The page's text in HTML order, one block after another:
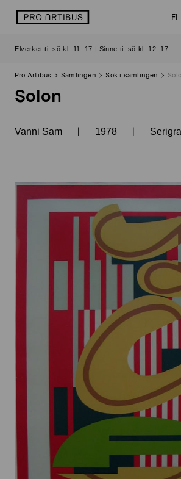
logo FI
Elverket ti–sö kl. 11–17 | Sinne ti–sö kl. 12–17
Pro Artibus Samlingen Sök i samlingen
Solon
Vanni Sam | 1978 |